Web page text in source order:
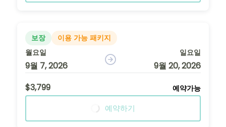
보장
이용 가능 패키지
월요일
9월 7, 2026
일요일
9월 20, 2026
$3,799
예약가능
예약하기